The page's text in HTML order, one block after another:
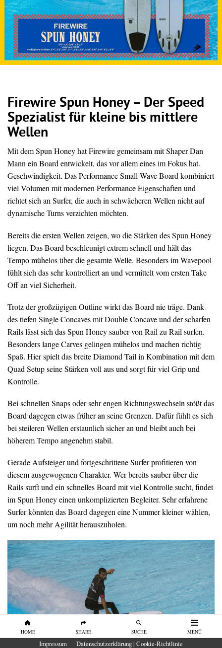
HOME SHARE SUCHE MENÜ
Firewire Spun Honey – Der Speed
Spezialist für kleine bis mittlere
Wellen
Mit dem Spun Honey hat Firewire gemeinsam mit Shaper Dan
Mann ein Board entwickelt, das vor allem eines im Fokus hat.
Geschwindigkeit. Das Performance Small Wave Board kombiniert
viel Volumen mit modernen Performance Eigenschaften und
richtet sich an Surfer, die auch in schwächeren Wellen nicht auf
dynamische Turns verzichten möchten.
Bereits die ersten Wellen zeigen, wo die Stärken des Spun Honey
liegen. Das Board beschleunigt extrem schnell und hält das
Tempo mühelos über die gesamte Welle. Besonders im Wavepool
fühlt sich das sehr kontrolliert an und vermittelt vom ersten Take
Off an viel Sicherheit.
Trotz der großzügigen Outline wirkt das Board nie träge. Dank
des tiefen Single Concaves mit Double Concave und der scharfen
Rails lässt sich das Spun Honey sauber von Rail zu Rail surfen.
Besonders lange Carves gelingen mühelos und machen richtig
Spaß. Hier spielt das breite Diamond Tail in Kombination mit dem
Quad Setup seine Stärken voll aus und sorgt für viel Grip und
Kontrolle.
Bei schnellen Snaps oder sehr engen Richtungswechseln stößt das
Board dagegen etwas früher an seine Grenzen. Dafür fühlt es sich
bei steileren Wellen erstaunlich sicher an und bleibt auch bei
höherem Tempo angenehm stabil.
Gerade Aufsteiger und fortgeschrittene Surfer profitieren von
diesem ausgewogenen Charakter. Wer bereits sauber über die
Rails surft und ein schnelles Board mit viel Kontrolle sucht, findet
im Spun Honey einen unkomplizierten Begleiter. Sehr erfahrene
Surfer könnten das Board dagegen eine Nummer kleiner wählen,
um noch mehr Agilität herauszuholen.
Impressum Datenschutzerklärung | Cookie-Richtlinie